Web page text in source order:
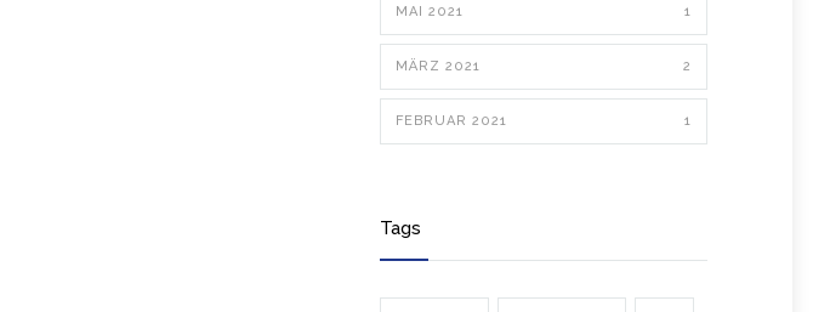
MAI 2021 1
MÄRZ 2021 2
FEBRUAR 2021 1
Tags